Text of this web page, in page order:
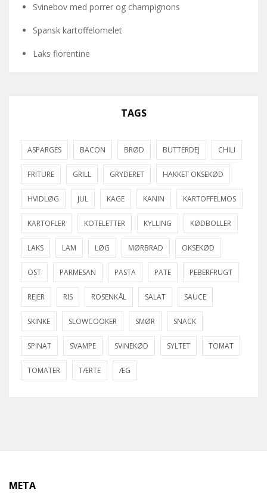
Svinebov med porrer og champignons
Spansk kartoffelomelet
Laks florentine
TAGS
ASPARGES BACON BRØD BUTTERDEJ CHILI
FRITURE GRILL GRYDERET HAKKET OKSEKØD
HVIDLØG JUL KAGE KANIN KARTOFFELMOS
KARTOFLER KOTELETTER KYLLING KØDBOLLER
LAKS LAM LØG MØRBRAD OKSEKØD
OST PARMESAN PASTA PATE PEBERFRUGT
REJER RIS ROSENKÅL SALAT SAUCE
SKINKE SLOWCOOKER SMØR SNACK
SPINAT SVAMPE SVINEKØD SYLTET TOMAT
TOMATER TÆRTE ÆG
META